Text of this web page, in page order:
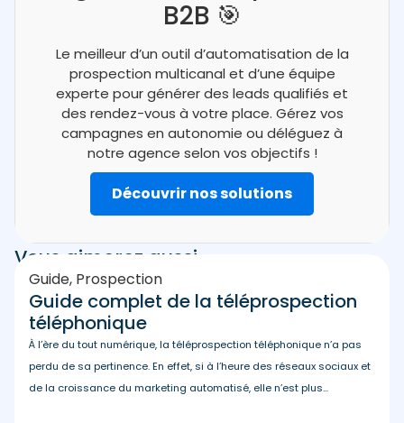
B2B 🎯
Le meilleur d’un outil d’automatisation de la
prospection multicanal et d’une équipe
experte pour générer des leads qualifiés et
des rendez-vous à votre place. Gérez vos
campagnes en autonomie ou déléguez à
notre agence selon vos objectifs !
Découvrir nos solutions
Vous aimerez aussi
Guide, Prospection
Guide complet de la téléprospection
téléphonique
À l’ère du tout numérique, la téléprospection téléphonique n’a pas
perdu de sa pertinence. En effet, si à l’heure des réseaux sociaux et
de la croissance du marketing automatisé, elle n’est plus...